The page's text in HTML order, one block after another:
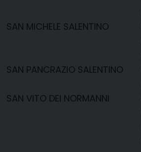
SAN MICHELE SALENTINO
SAN PANCRAZIO SALENTINO
SAN VITO DEI NORMANNI